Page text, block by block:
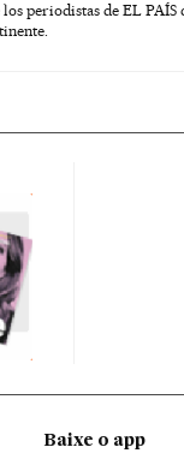
periodistas de EL
Baixe o app